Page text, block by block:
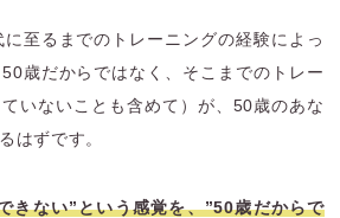
至るまでのトレーニングの経験によっ
歳だからではなく、そこまでのトレー
いないことも含めて）が、50歳のあな
はずです。
きない”という感覚を、”50歳だからで